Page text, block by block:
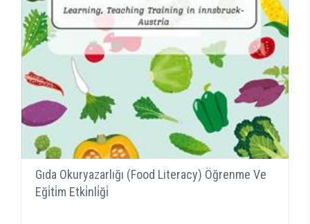
Gıda Okuryazarlığı (Food Literacy) Öğrenme Ve
Eği̇ti̇m Etki̇nli̇ği̇